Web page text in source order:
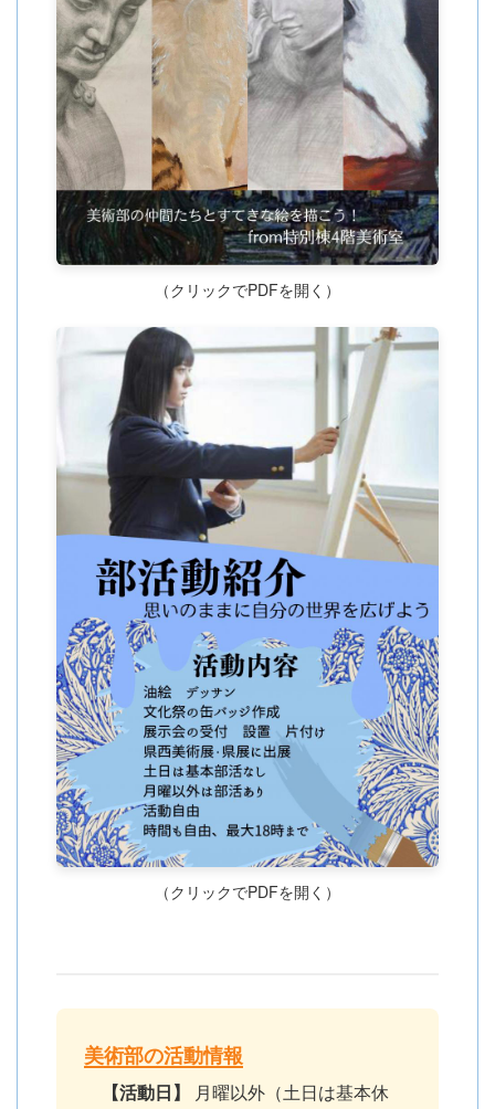
（クリックでPDFを開く）
（クリックでPDFを開く）
美術部の活動情報
【活動日】
月曜以外（土日は基本休